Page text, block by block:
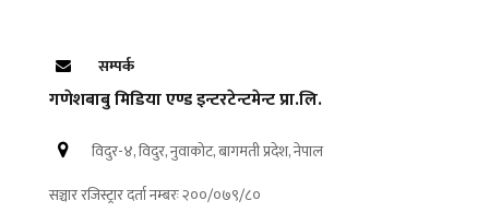
सम्पर्क
गणेशबाबु मिडिया एण्ड इन्टरटेन्टमेन्ट प्रा.लि.
विदुर-४, विदुर, नुवाकोट, बागमती प्रदेश, नेपाल
सञ्चार रजिस्ट्रार दर्ता नम्बरः २००/०७९/८०